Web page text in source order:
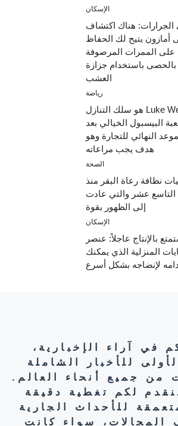
الإسكان
هناك اكتشاف
أمازون يتيح لك الحفاظ
على الممرات المرصوفة
بالحصى باستخدام جزازة
العشب
رياضة
Luke Weaver هو سلك التنازل
البيسبول الخيالي بعد
النهائي للتجارة وهو
هدف يجب مراعاته
الصحة
نظافة رعاة البقر منذ
التاسع عشر والتي عادت
إلى الظهور بقوة
الإسكان
بالإنتاج عاجلاً: عنصر
المنزلية الذي يمكنك
لإنضاجه بشكل أسرع
في آراء الإخبارية،
للأخبار الشاملة
من جميع أنحاء العالم.
لكم تغطية دقيقة
للأحداث الجارية
المجالات، سواء كانت